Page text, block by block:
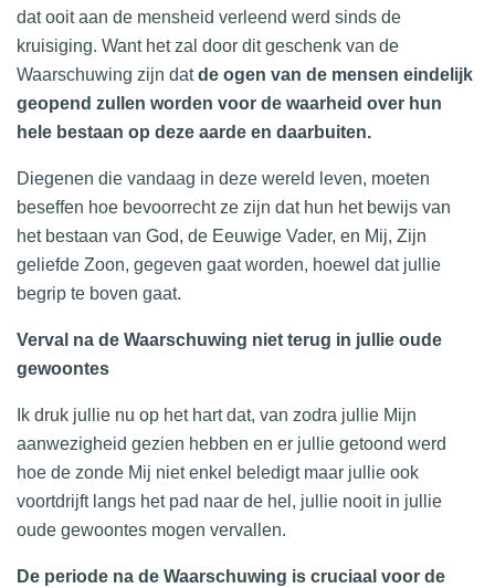
dat ooit aan de mensheid verleend werd sinds de
kruisiging. Want het zal door dit geschenk van de
Waarschuwing zijn datde ogen van de mensen eindelijk
geopend zullen worden voor de waarheid over hun
hele bestaan op deze aarde en daarbuiten.
Diegenen die vandaag in deze wereld leven, moeten
beseffen hoe bevoorrecht ze zijn dat hun het bewijs van
het bestaan van God, de Eeuwige Vader, en Mij, Zijn
geliefde Zoon, gegeven gaat worden, hoewel dat jullie
begrip te boven gaat.
Verval na de Waarschuwing niet terug in jullie oude
gewoontes
Ik druk jullie nu op het hart dat, van zodra jullie Mijn
aanwezigheid gezien hebben en er jullie getoond werd
hoe de zonde Mij niet enkel beledigt maar jullie ook
voortdrijft langs het pad naar de hel, jullie nooit in jullie
oude gewoontes mogen vervallen.
De periode na de Waarschuwing is cruciaal voor de